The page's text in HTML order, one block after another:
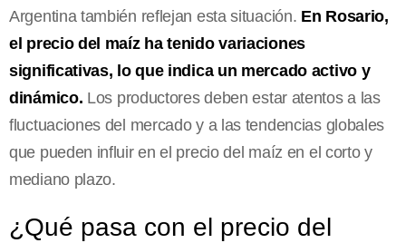
Argentina también reflejan esta situación. En Rosario,
el precio del maíz ha tenido variaciones
significativas, lo que indica un mercado activo y
dinámico. Los productores deben estar atentos a las
fluctuaciones del mercado y a las tendencias globales
que pueden influir en el precio del maíz en el corto y
mediano plazo.
¿Qué pasa con el precio del